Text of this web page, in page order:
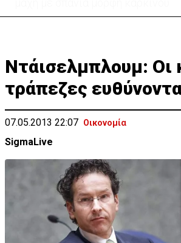
Ντάισελμπλουμ: Οι
τράπεζες
07.05.2013 22:07 Οικονομία
SigmaLive